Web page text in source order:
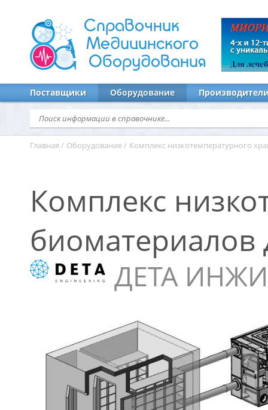
Справочник
Медицинского
Оборудования
Поставщики Оборудование
Главная / Оборудование / Комплекс низкотемпературного
Комплекс
ДЕТА